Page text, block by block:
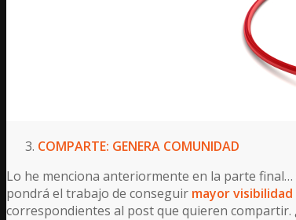
COMPARTE: GENERA COMUNIDAD
Lo he menciona anteriormente en la parte final…
pondrá el trabajo de conseguir mayor visibilidad
correspondientes al post que quieren compartir.